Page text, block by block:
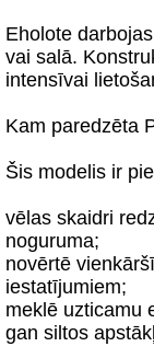
Eholote
vai salā.
intensīvai
Kam paredzēta
Šis modelis ir
vēlas skaidri
noguruma;
novērtē
iestatījumiem;
meklē uzticamu
gan siltos